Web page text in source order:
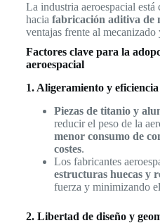
La industria aeroespacial
hacia fabricación aditiva de
ventajas frente al
Factores clave para la
aeroespacial
1. Aligeramiento y
Piezas de titanio y
reducir el peso de la
menor consumo de
costes.
Los fabricantes
estructuras huecas y
fuerza y minimizando
2. Libertad de diseño y